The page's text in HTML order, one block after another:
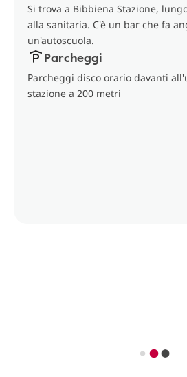
Si trova a Bibbiena Stazione,
alla sanitaria. C'è un bar che fa
un'autoscuola.
Parcheggi
Parcheggi disco orario davanti
stazione a 200 metri